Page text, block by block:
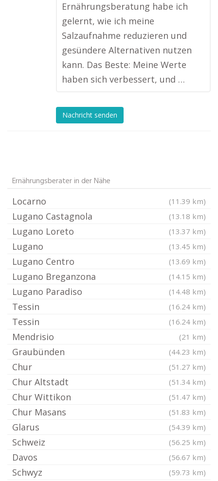
Ernährungsberatung habe ich
gelernt, wie ich meine
Salzaufnahme reduzieren und
gesündere Alternativen nutzen
kann. Das Beste: Meine Werte
haben sich verbessert, und …
Nachricht senden
Ernährungsberater in der Nähe
Locarno (11.39 km)
Lugano Castagnola (13.18 km)
Lugano Loreto (13.37 km)
Lugano (13.45 km)
Lugano Centro (13.69 km)
Lugano Breganzona (14.15 km)
Lugano Paradiso (14.48 km)
Tessin (16.24 km)
Tessin (16.24 km)
Mendrisio (21 km)
Graubünden (44.23 km)
Chur (51.27 km)
Chur Altstadt (51.34 km)
Chur Wittikon (51.47 km)
Chur Masans (51.83 km)
Glarus (54.39 km)
Schweiz (56.25 km)
Davos (56.67 km)
Schwyz (59.73 km)